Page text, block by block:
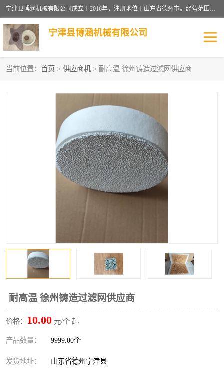
宁津县博涵机械有限公司成立于2016年，注册地位于山东省德州市。经营范围包括：机械设备研发、生产及销售，铸造用造型材料生产、销售，玻璃纤维及制品制造、销售，汽车零配件零售，机械零件、零部件加工，机械零件、零部件销售等；主要产品有：纤维过滤网,陶瓷过滤器,泡沫陶瓷过滤器,耐高温纤维过滤器,铸铁过滤器,铸铜过滤网,铸铝过滤网,铝轮毂过滤网,高效过滤网,高效陶瓷过滤网,高效纤维过滤网。
宁津县博涵机械有限公司
当前位置： 首页 > 供应商机 > 耐高温 徐州铸造过滤网供应商
耐高温 徐州铸造过滤网供应商
价格： 10.00 元/个 起
产品数量： 9999.00个
发货地址： 山东省德州宁津县
挡渣棉
避脏网